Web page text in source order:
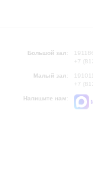
Большой зал:
+7
Малый зал:
+7
Напишите нам: